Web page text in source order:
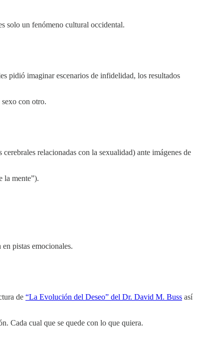
solo un fenómeno cultural occidental.
pidió imaginar escenarios de infidelidad, los resultados
sexo con otro.
relacionadas con la sexualidad) ante imágenes de
la mente”).
pistas emocionales.
de “La Evolución del Deseo” del Dr. David M. Buss así
Cada cual que se quede con lo que quiera.